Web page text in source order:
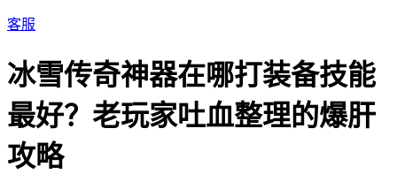
客服
冰雪传奇神器在哪打装备技能
最好？老玩家吐血整理的爆肝
攻略